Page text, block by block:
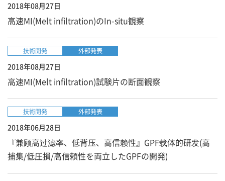
2018年08月27日
高速MI(Melt infiltration)のIn-situ観察
技術開発 外部発表
2018年08月27日
高速MI(Melt infiltration)試験片の断面観察
技術開発 外部発表
2018年06月28日
『兼顾高过滤率、低背压、高信赖性』​GPF载体的研发(高
捕集/低圧損/高信頼性を両立したGPFの開発)